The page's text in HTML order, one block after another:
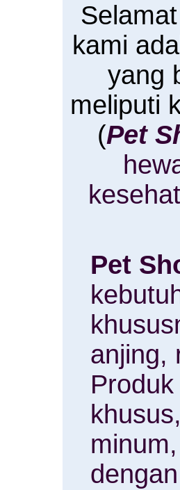
kami
yang
meliputi
(Pet
Pet
anjing,